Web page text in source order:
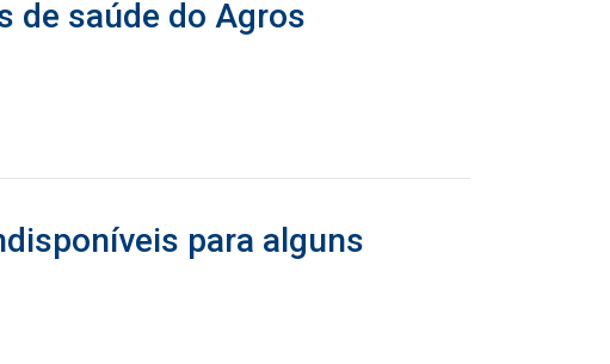
de saúde do Agros
para alguns